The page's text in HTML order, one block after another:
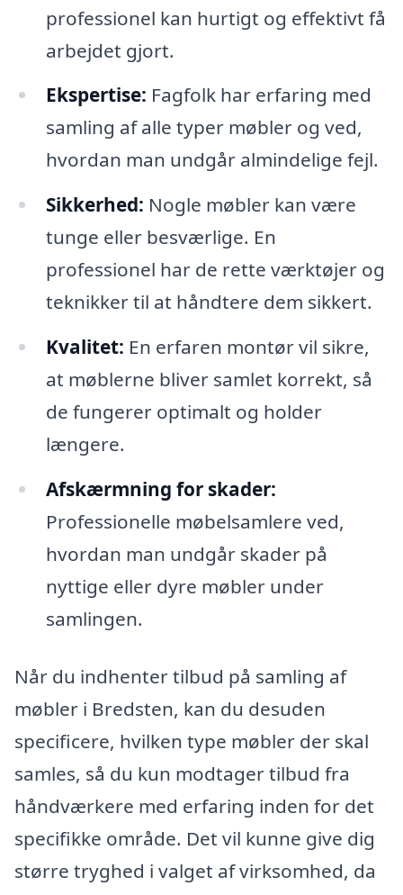
professionel kan hurtigt og effektivt få
arbejdet gjort.
Ekspertise: Fagfolk har erfaring med
samling af alle typer møbler og ved,
hvordan man undgår almindelige fejl.
Sikkerhed: Nogle møbler kan være
tunge eller besværlige. En
professionel har de rette værktøjer og
teknikker til at håndtere dem sikkert.
Kvalitet: En erfaren montør vil sikre,
at møblerne bliver samlet korrekt, så
de fungerer optimalt og holder
længere.
Afskærmning for skader:
Professionelle møbelsamlere ved,
hvordan man undgår skader på
nyttige eller dyre møbler under
samlingen.
Når du indhenter tilbud på samling af
møbler i Bredsten, kan du desuden
specificere, hvilken type møbler der skal
samles, så du kun modtager tilbud fra
håndværkere med erfaring inden for det
specifikke område. Det vil kunne give dig
større tryghed i valget af virksomhed, da